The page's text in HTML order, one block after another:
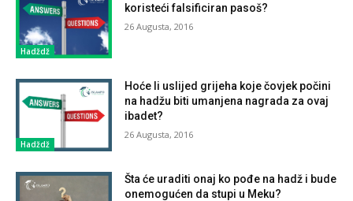
Hadždž
koristeći falsificiran pasoš?
26 Augusta, 2016
Hadždž
Hoće li uslijed grijeha koje čovjek počini
na hadžu biti umanjena nagrada za ovaj
ibadet?
26 Augusta, 2016
Šta će uraditi onaj ko pođe na hadž i bude
onemogućen da stupi u Meku?